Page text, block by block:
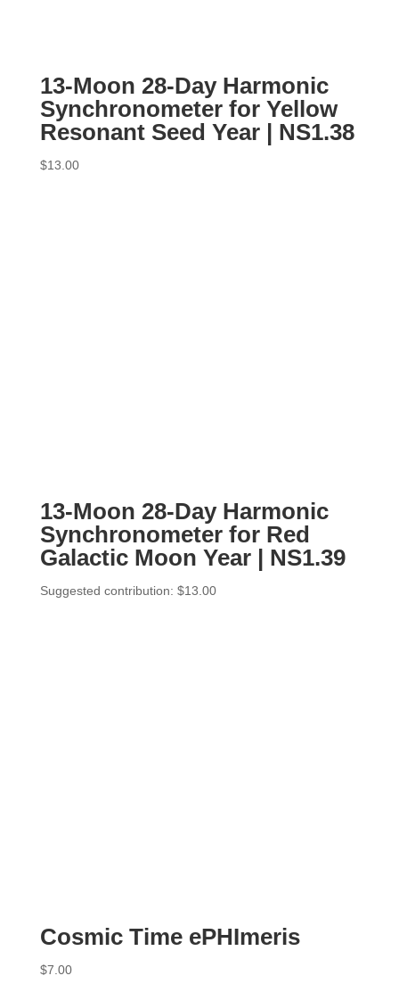
13-Moon 28-Day Harmonic
Synchronometer for Yellow
Resonant Seed Year | NS1.38
$13.00
13-Moon 28-Day Harmonic
Synchronometer for Red
Galactic Moon Year | NS1.39
Suggested contribution: $13.00
Cosmic Time ePHImeris
$7.00